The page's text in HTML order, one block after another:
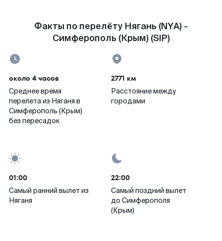
Факты по перелёту Нягань (NYA) -
Симферополь (Крым) (SIP)
около 4 часов
Среднее время
перелета из Няганя в
Симферополь (Крым)
без пересадок
2771 км
Расстояние между
городами
01:00
Самый ранний вылет из
Няганя
22:00
Самый поздний вылет
до Симферополя
(Крым)